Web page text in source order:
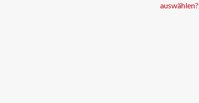
auswählen?